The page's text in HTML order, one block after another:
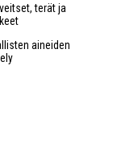
terät ja
aineiden